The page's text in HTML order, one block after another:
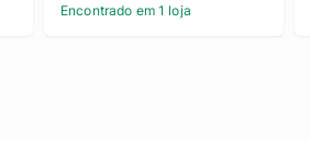
Encontrado em 1 loja